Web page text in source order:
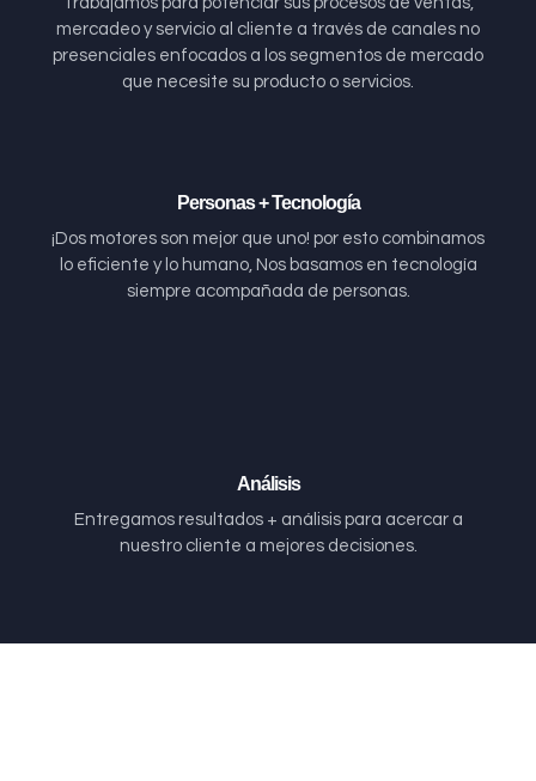
mercadeo y servicio al cliente a través de canales no
presenciales enfocados a los segmentos de mercado
que necesite su producto o servicios.
Personas + Tecnología
¡Dos motores son mejor que uno! por esto combinamos
lo eficiente y lo humano, Nos basamos en tecnología
siempre acompañada de personas.
Análisis
Entregamos resultados + análisis para acercar a
nuestro cliente a mejores decisiones.